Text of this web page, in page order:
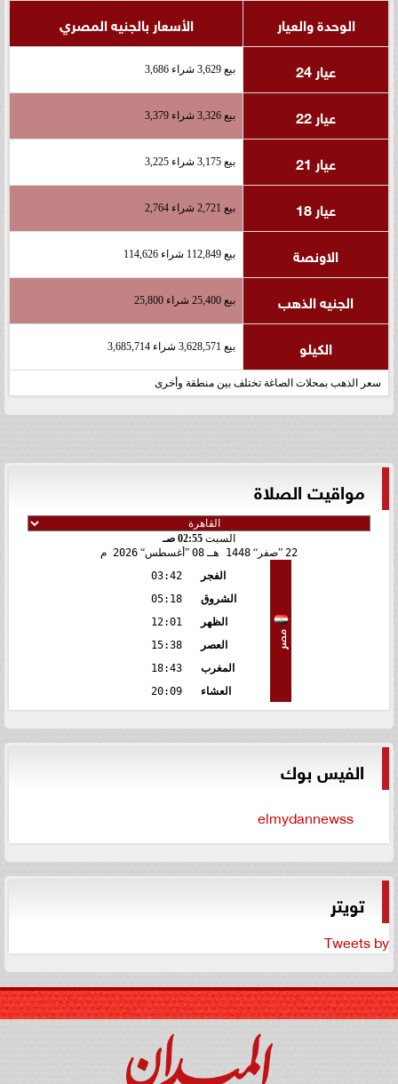
الوحدة والعيار
الأسعار بالجنيه المصري
عيار 24
بيع 3,629 شراء 3,686
عيار 22 بيع 3,326 شراء 3,379
عيار 21 بيع 3,175 شراء 3,225
عيار 18 بيع 2,721 شراء 2,764
الاونصة بيع 112,849 شراء 114,626
الجنيه الذهب بيع 25,400 شراء 25,800
الكيلو بيع 3,628,571 شراء 3,685,714
سعر الذهب بمحلات الصاغة تختلف بين منطقة وأخرى
مواقيت الصلاة
السبت 02:55 صـ
22
صفر 1448 هـ 08 أغسطس 2026 م
مصر
الفجر
03:42
الشروق
05:18
الظهر
12:01
العصر
15:38
المغرب
18:43
العشاء
20:09
الفيس بوك
elmydannewss
تويتر
Tweets by